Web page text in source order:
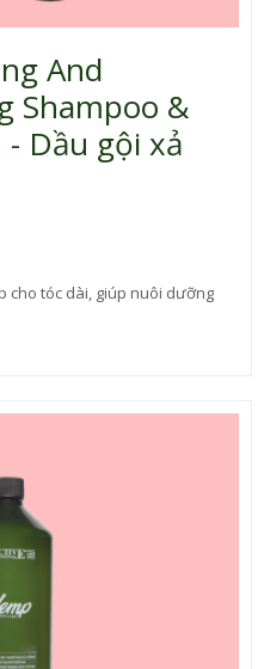
And
Shampoo &
Dầu gội xả
cho tóc dài, giúp nuôi dưỡng